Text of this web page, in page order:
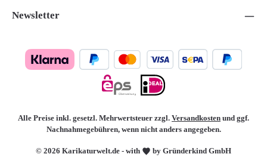
Newsletter
© 2026 Karikaturwelt.de - with by Gründerkind GmbH
Alle Preise inkl. gesetzl. Mehrwertsteuer zzgl. Versandkosten und ggf.
Nachnahmegebühren, wenn nicht anders angegeben.